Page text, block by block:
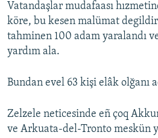
Vatandaşlar mudafaası
köre, bu kesen malümat
tahminen 100 adam yaralandı
yardım ala.
Bundan evel 63 kişi elâk olğanı
Zelzele neticesinde eñ çoq
ve Arkuata-del-Tronto meskün